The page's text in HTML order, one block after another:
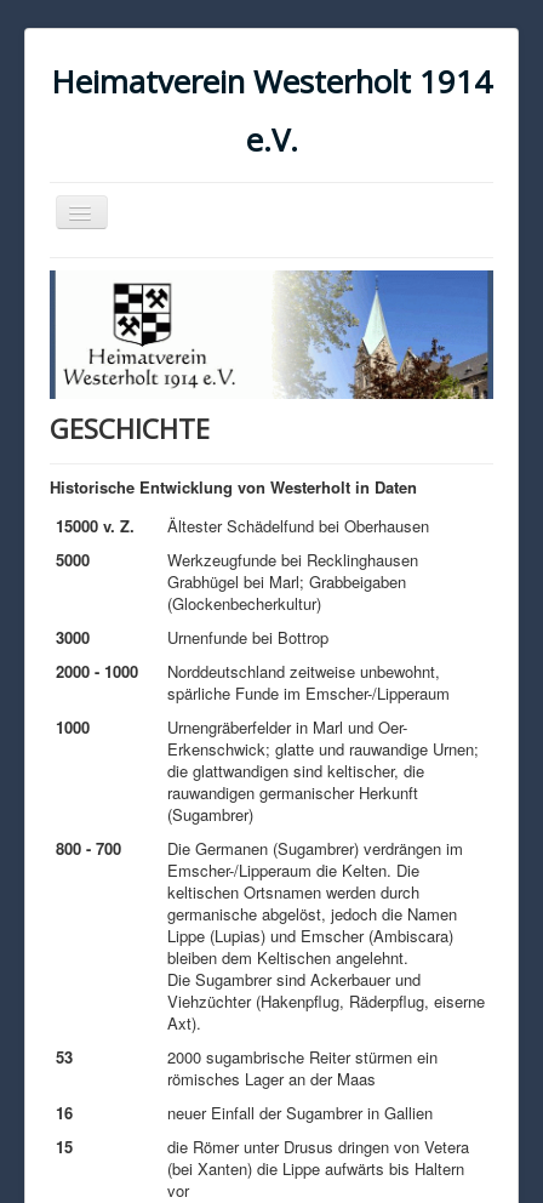
Heimatverein Westerholt 1914
e.V.
Navigation
an/aus
KONTAKT
IMPRESSUM
DATENSCHUTZ
GESCHICHTE
Historische Entwicklung von Westerholt in Daten
15000 v. Z.
Ältester Schädelfund bei Oberhausen
5000
Werkzeugfunde bei Recklinghausen
Grabhügel bei Marl; Grabbeigaben
(Glockenbecherkultur)
3000
Urnenfunde bei Bottrop
2000 - 1000
Norddeutschland zeitweise unbewohnt,
spärliche Funde im Emscher-/Lipperaum
1000
Urnengräberfelder in Marl und Oer-
Erkenschwick; glatte und rauwandige Urnen;
die glattwandigen sind keltischer, die
rauwandigen germanischer Herkunft
(Sugambrer)
800 - 700
Die Germanen (Sugambrer) verdrängen im
Emscher-/Lipperaum die Kelten. Die
keltischen Ortsnamen werden durch
germanische abgelöst, jedoch die Namen
Lippe (Lupias) und Emscher (Ambiscara)
bleiben dem Keltischen angelehnt.
Die Sugambrer sind Ackerbauer und
Viehzüchter (Hakenpflug, Räderpflug, eiserne
Axt).
53
2000 sugambrische Reiter stürmen ein
römisches Lager an der Maas
16
neuer Einfall der Sugambrer in Gallien
15
die Römer unter Drusus dringen von Vetera
(bei Xanten) die Lippe aufwärts bis Haltern
vor